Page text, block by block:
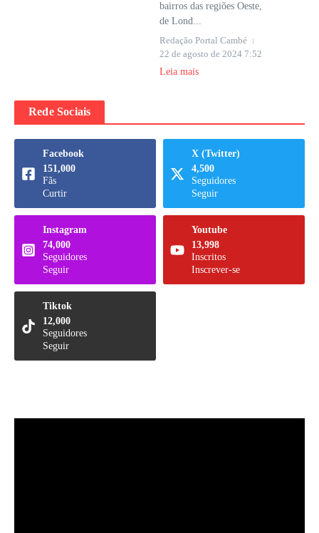
bairros das regiões Oeste,
de Lond...
Redação Portal Cambé
22 de agosto de 2024 7:52
Leia mais
Rede Sociais
Facebook
151,000
Fãs
Curtir
X (Twitter)
4,500
Seguidores
Seguir
Instagram
74,000
Seguidores
Seguir
Youtube
13,998
Inscritos
Inscrever-se
Tiktok
12,000
Seguidores
Seguir